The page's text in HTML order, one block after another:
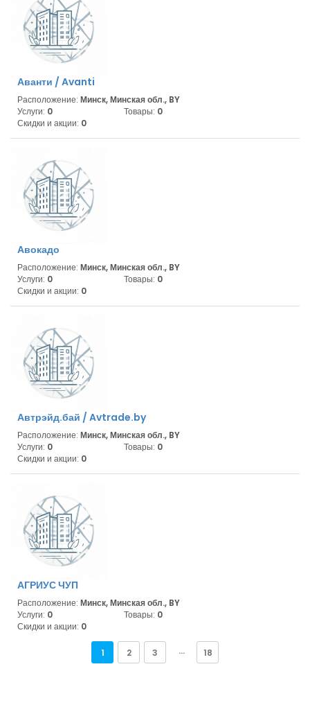
Аванти / Avanti
Расположение: Минск, Минская обл., BY
Услуги: 0 Товары: 0
Скидки и акции: 0
Авокадо
Расположение: Минск, Минская обл., BY
Услуги: 0 Товары: 0
Скидки и акции: 0
Автрэйд.бай / Avtrade.by
Расположение: Минск, Минская обл., BY
Услуги: 0 Товары: 0
Скидки и акции: 0
АГРИУС ЧУП
Расположение: Минск, Минская обл., BY
Услуги: 0 Товары: 0
Скидки и акции: 0
1 2 3 ··· 18